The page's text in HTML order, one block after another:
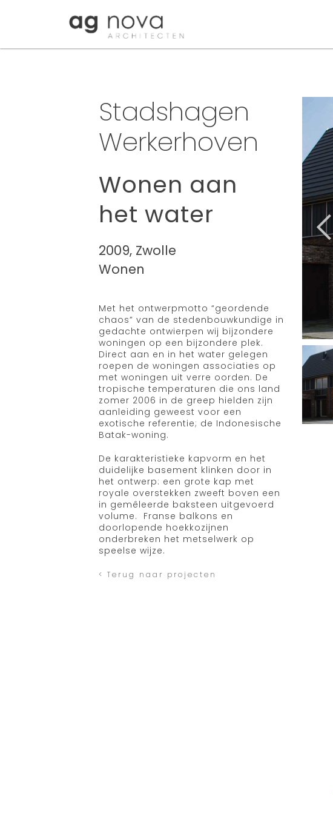
Stadshagen
Werkerhoven
Wonen aan
het water
2009, Zwolle
Wonen
Met het ontwerpmotto “geordende
chaos” van de stedenbouwkundige in
gedachte ontwierpen wij bijzondere
woningen op een bijzondere plek.
Direct aan en in het water gelegen
roepen de woningen associaties op
met woningen uit verre oorden. De
tropische temperaturen die ons land
zomer 2006 in de greep hielden zijn
aanleiding geweest voor een
exotische referentie; de Indonesische
Batak-woning.
De karakteristieke kapvorm en het
duidelijke basement klinken door in
het ontwerp: een grote kap met
royale overstekken zweeft boven een
in gemêleerde baksteen uitgevoerd
volume.
Franse balkons en
doorlopende hoekkozijnen
onderbreken het metselwerk op
speelse wijze.
< Terug naar projecten